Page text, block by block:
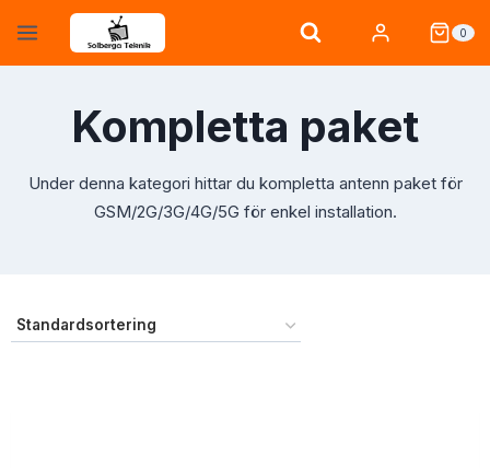
content
0
Kompletta paket
Under denna kategori hittar du kompletta antenn paket för
GSM/2G/3G/4G/5G för enkel installation.